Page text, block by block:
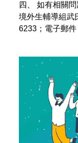
四、 如有相關
境外生輔導組武
6233；電子郵件